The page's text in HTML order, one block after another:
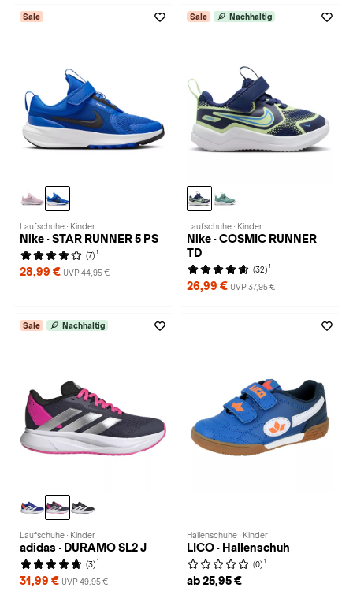
Sale
Laufschuhe · Kinder
Nike · STAR RUNNER 5 PS
(7) 1
28,99 € UVP 44,95 €
Sale Nachhaltig
Laufschuhe · Kinder
Nike · COSMIC RUNNER
TD
(32) 1
26,99 € UVP 37,95 €
Sale Nachhaltig
Laufschuhe · Kinder
adidas · DURAMO SL2 J
(3) 1
31,99 € UVP 49,95 €
Hallenschuhe · Kinder
LICO · Hallenschuh
(0) 1
ab 25,95 €